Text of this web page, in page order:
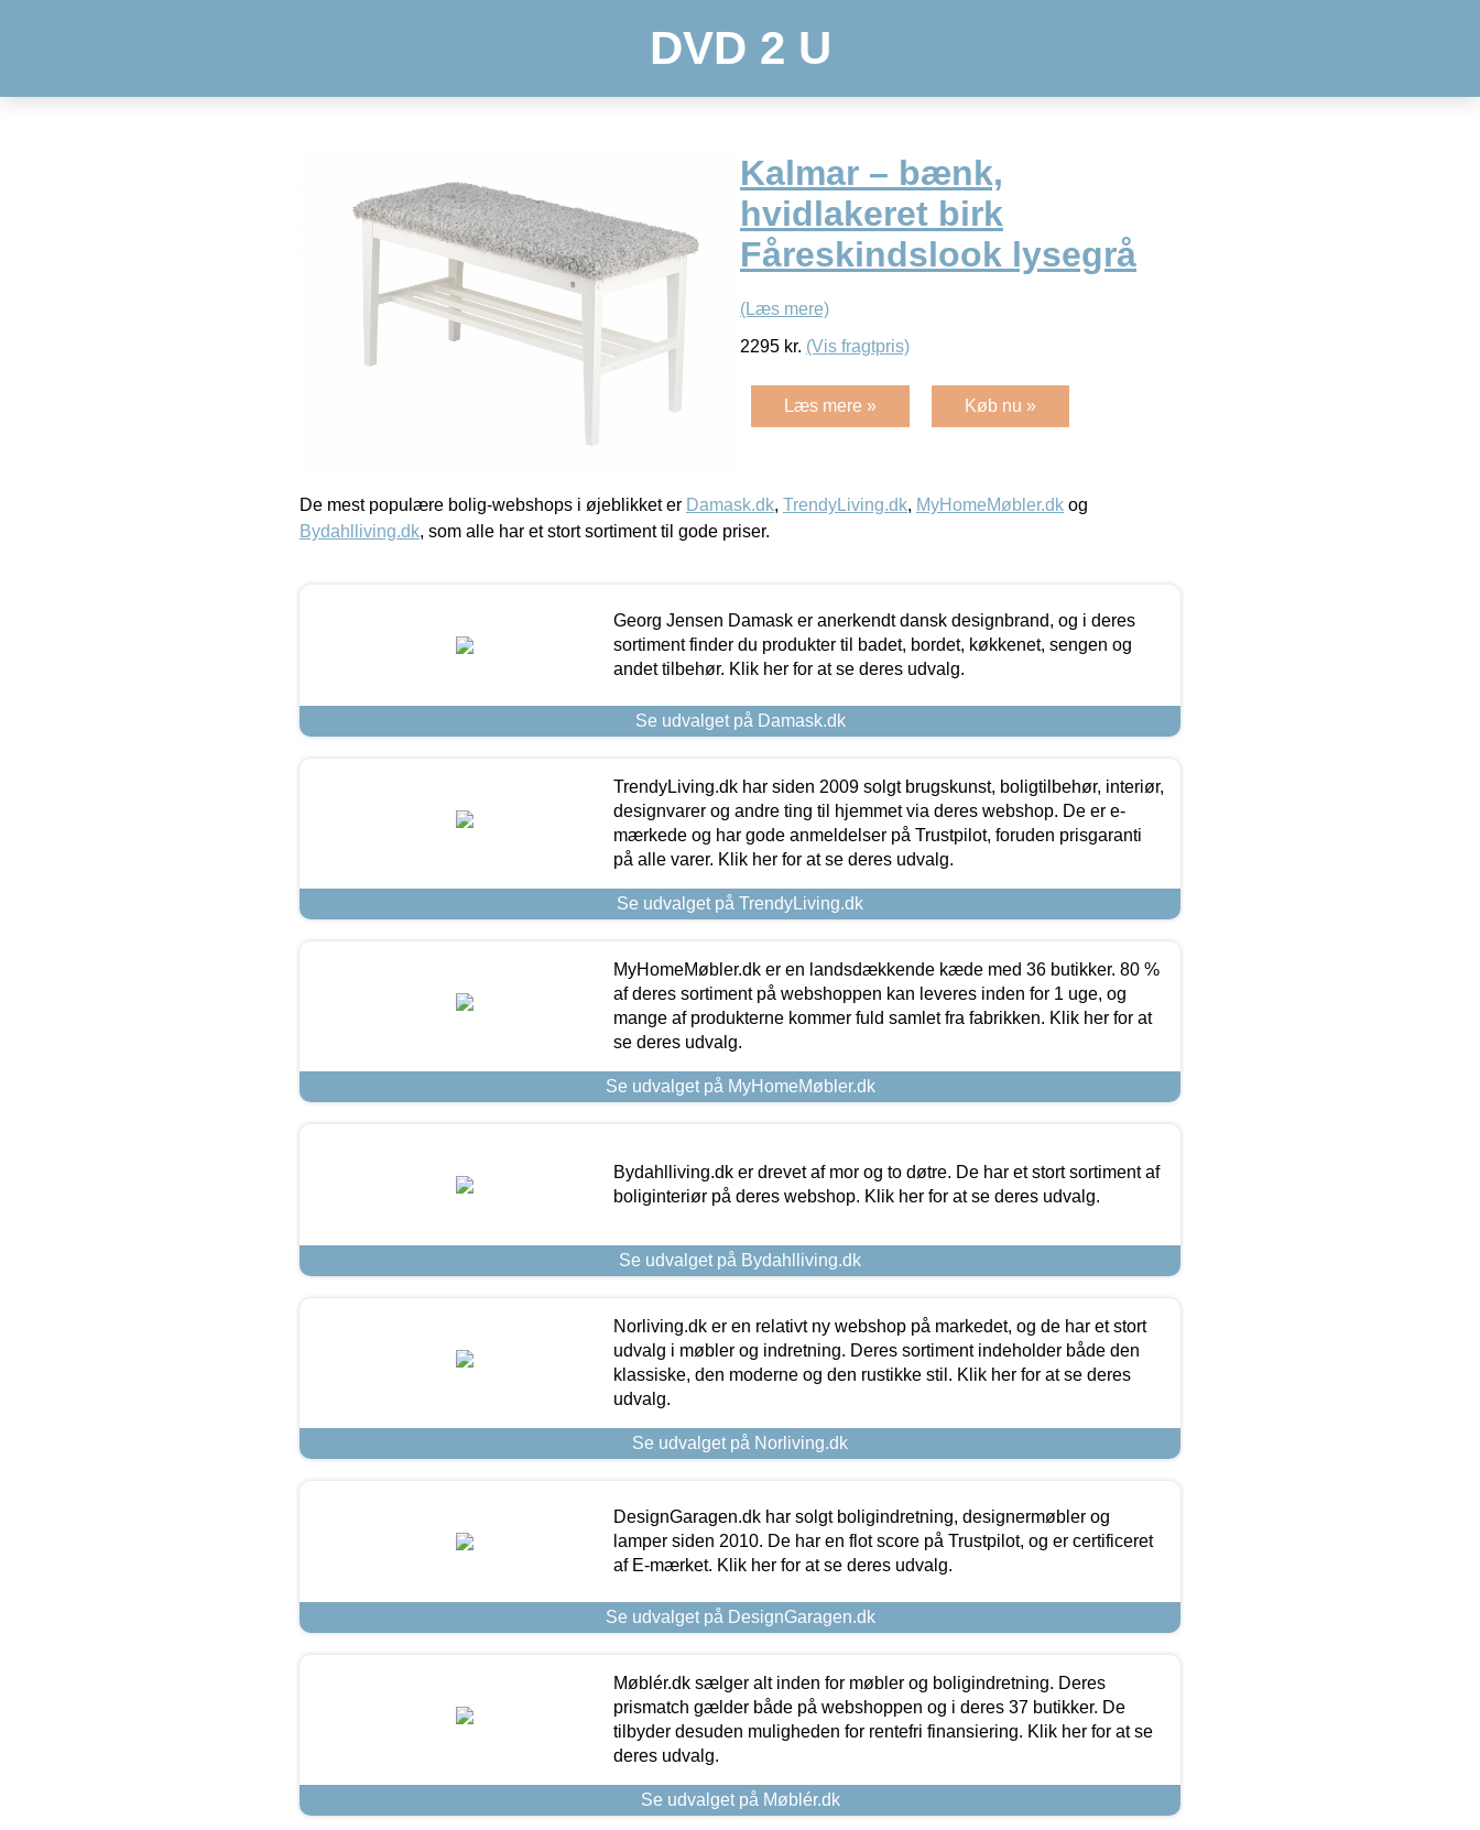
DVD 2 U
Kalmar – bænk,
hvidlakeret birk
Fåreskindslook lysegrå
(Læs mere)
2295 kr. (Vis fragtpris)
Læs mere » Køb nu »
De mest populære bolig-webshops i øjeblikket er Damask.dk, TrendyLiving.dk, MyHomeMøbler.dk og
Bydahlliving.dk, som alle har et stort sortiment til gode priser.
Georg Jensen Damask er anerkendt dansk designbrand, og i deres
sortiment finder du produkter til badet, bordet, køkkenet, sengen og
andet tilbehør. Klik her for at se deres udvalg.
Se udvalget på Damask.dk
TrendyLiving.dk har siden 2009 solgt brugskunst, boligtilbehør, interiør,
designvarer og andre ting til hjemmet via deres webshop. De er e-
mærkede og har gode anmeldelser på Trustpilot, foruden prisgaranti
på alle varer. Klik her for at se deres udvalg.
Se udvalget på TrendyLiving.dk
MyHomeMøbler.dk er en landsdækkende kæde med 36 butikker. 80 %
af deres sortiment på webshoppen kan leveres inden for 1 uge, og
mange af produkterne kommer fuld samlet fra fabrikken. Klik her for at
se deres udvalg.
Se udvalget på MyHomeMøbler.dk
Bydahlliving.dk er drevet af mor og to døtre. De har et stort sortiment af
boliginteriør på deres webshop. Klik her for at se deres udvalg.
Se udvalget på Bydahlliving.dk
Norliving.dk er en relativt ny webshop på markedet, og de har et stort
udvalg i møbler og indretning. Deres sortiment indeholder både den
klassiske, den moderne og den rustikke stil. Klik her for at se deres
udvalg.
Se udvalget på Norliving.dk
DesignGaragen.dk har solgt boligindretning, designermøbler og
lamper siden 2010. De har en flot score på Trustpilot, og er certificeret
af E-mærket. Klik her for at se deres udvalg.
Se udvalget på DesignGaragen.dk
Møblér.dk sælger alt inden for møbler og boligindretning. Deres
prismatch gælder både på webshoppen og i deres 37 butikker. De
tilbyder desuden muligheden for rentefri finansiering. Klik her for at se
deres udvalg.
Se udvalget på Møblér.dk